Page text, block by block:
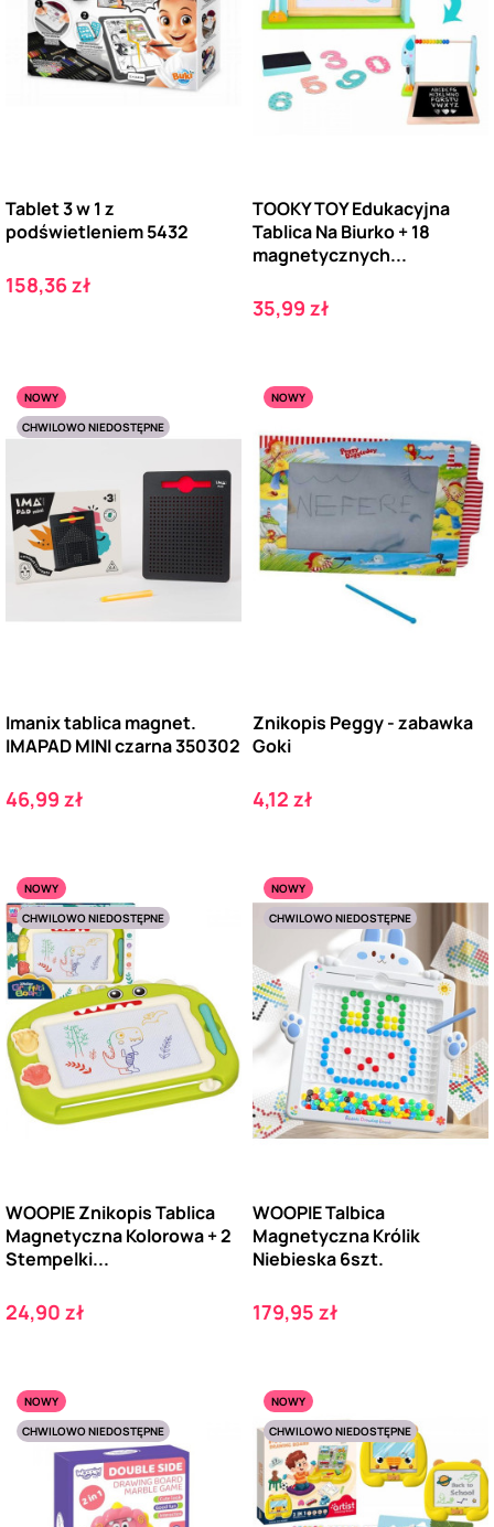
Tablet 3 w 1 z
podświetleniem 5432
Cena
158,36 zł
TOOKY TOY Edukacyjna
Tablica Na Biurko + 18
magnetycznych...
Cena
35,99 zł
NOWY
CHWILOWO NIEDOSTĘPNE
Imanix tablica magnet.
IMAPAD MINI czarna 350302
Cena
46,99 zł
NOWY
Znikopis Peggy - zabawka
Goki
Cena
4,12 zł
NOWY
CHWILOWO NIEDOSTĘPNE
WOOPIE Znikopis Tablica
Magnetyczna Kolorowa + 2
Stempelki...
Cena
24,90 zł
NOWY
CHWILOWO NIEDOSTĘPNE
WOOPIE Talbica
Magnetyczna Królik
Niebieska 6szt.
Cena
179,95 zł
NOWY
CHWILOWO NIEDOSTĘPNE
NOWY
CHWILOWO NIEDOSTĘPNE